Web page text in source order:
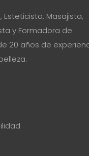
Masajista,
y Formadora de
20 años de